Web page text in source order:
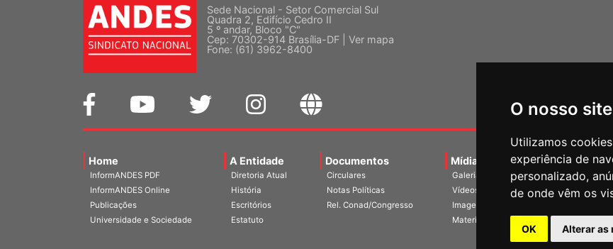
O nosso
Utilizamos
experiência de
personalizado,
de onde vêm os
OK Alterar as
Sede Nacional - Setor Comercial Sul
Quadra 2, Edifício Cedro II
5 º andar, Bloco "C"
Cep: 70302-914 Brasília-DF | Ver mapa
Fone: (61) 3962-8400
Home
InformANDES PDF
InformANDES Online
Publicações
Universidade e Sociedade
A Entidade
Diretoria Atual
História
Escritórios
Estatuto
Documentos
Circulares
Notas Políticas
Rel. Conad/Congresso
Mídias
Galerias
Vídeos
Imagens
Materiais
Agenda